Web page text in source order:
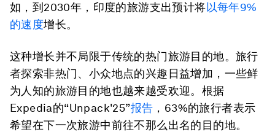
如，到2030年，印度的旅游支出预计将以每年9%
的速度增长。
这种增长并不局限于传统的热门旅游目的地。旅行
者探索非热门、小众地点的兴趣日益增加，一些鲜
为人知的旅游目的地也越来越受欢迎。根据
Expedia的“Unpack'25”报告 ，63%的旅行者表示
希望在下一次旅游中前往不那么出名的目的地。